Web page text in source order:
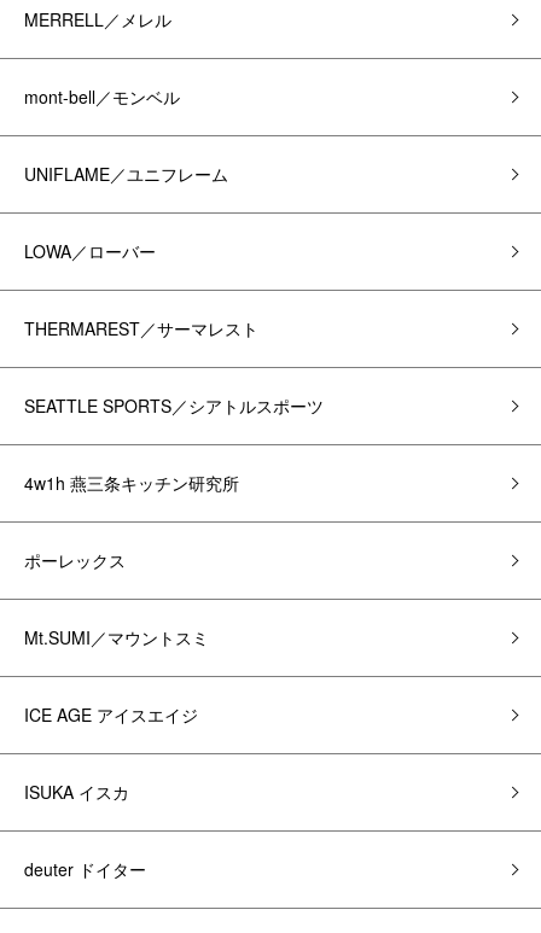
MERRELL／メレル
mont-bell／モンベル
UNIFLAME／ユニフレーム
LOWA／ローバー
THERMAREST／サーマレスト
SEATTLE SPORTS／シアトルスポーツ
4w1h 燕三条キッチン研究所
ポーレックス
Mt.SUMI／マウントスミ
ICE AGE アイスエイジ
ISUKA イスカ
deuter ドイター